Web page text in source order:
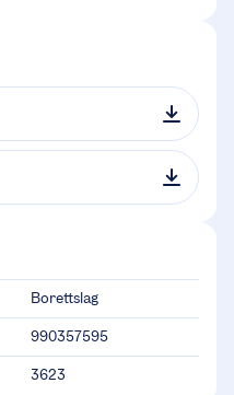
Borettslag
990357595
3623